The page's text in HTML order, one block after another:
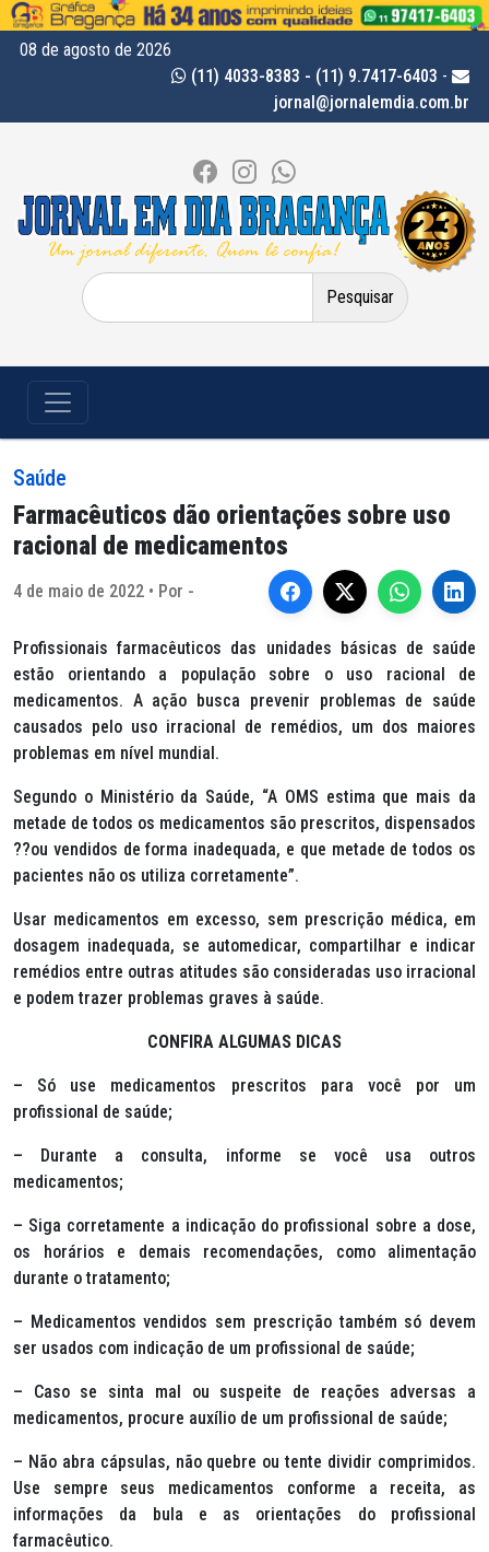
08 de agosto de 2026
(11) 4033-8383 - (11) 9.7417-6403 -
jornal@jornalemdia.com.br
Pesquisar
por:
Saúde
Farmacêuticos dão orientações sobre uso
racional de medicamentos
4 de maio de 2022 • Por -
Profissionais farmacêuticos das unidades básicas de saúde
estão orientando a população sobre o uso racional de
medicamentos. A ação busca prevenir problemas de saúde
causados pelo uso irracional de remédios, um dos maiores
problemas em nível mundial.
Segundo o Ministério da Saúde, “A OMS estima que mais da
metade de todos os medicamentos são prescritos, dispensados
??ou vendidos de forma inadequada, e que metade de todos os
pacientes não os utiliza corretamente”.
Usar medicamentos em excesso, sem prescrição médica, em
dosagem inadequada, se automedicar, compartilhar e indicar
remédios entre outras atitudes são consideradas uso irracional
e podem trazer problemas graves à saúde.
CONFIRA ALGUMAS DICAS
– Só use medicamentos prescritos para você por um
profissional de saúde;
– Durante a consulta, informe se você usa outros
medicamentos;
– Siga corretamente a indicação do profissional sobre a dose,
os horários e demais recomendações, como alimentação
durante o tratamento;
– Medicamentos vendidos sem prescrição também só devem
ser usados com indicação de um profissional de saúde;
– Caso se sinta mal ou suspeite de reações adversas a
medicamentos, procure auxílio de um profissional de saúde;
– Não abra cápsulas, não quebre ou tente dividir comprimidos.
Use sempre seus medicamentos conforme a receita, as
informações da bula e as orientações do profissional
farmacêutico.